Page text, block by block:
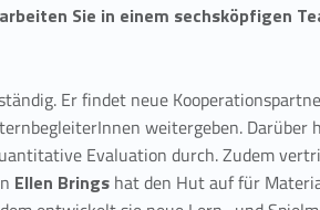
Sie in einem sechsköpfigen
Er findet neue
weitergeben. Darüber
Evaluation durch. Zudem
Ellen Brings hat den Hut auf für